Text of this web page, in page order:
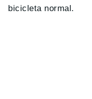
bicicleta normal.